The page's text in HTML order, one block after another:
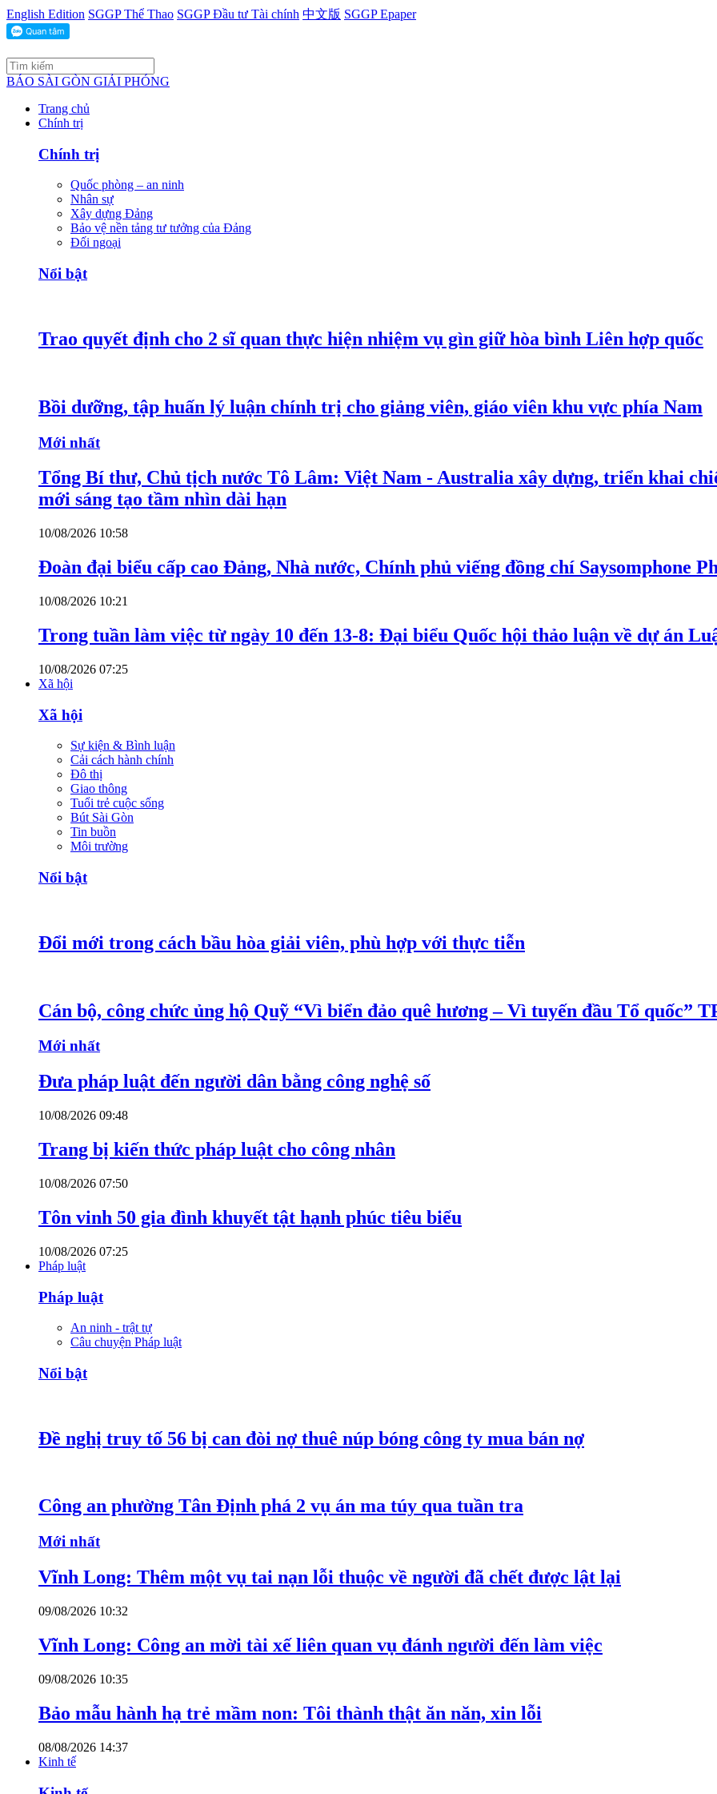
English Edition SGGP Thể Thao SGGP Đầu tư Tài chính 中文版 SGGP Epaper
BÁO SÀI GÒN GIẢI PHÓNG
Trang chủ
Chính trị
Chính trị
Quốc phòng – an ninh
Nhân sự
Xây dựng Đảng
Bảo vệ nền tảng tư tưởng của Đảng
Đối ngoại
Nổi bật
Trao quyết định cho 2 sĩ quan thực hiện nhiệm vụ gìn giữ hòa bình Liên hợp quốc
Bồi dưỡng, tập huấn lý luận chính trị cho giảng viên, giáo viên khu vực phía Nam
Mới nhất
Tổng Bí thư, Chủ tịch nước Tô Lâm: Việt Nam - Australia xây dựng, triển khai
mới sáng tạo tầm nhìn dài hạn
10/08/2026 10:58
Đoàn đại biểu cấp cao Đảng, Nhà nước, Chính phủ viếng đồng chí Saysomphone
10/08/2026 10:21
Trong tuần làm việc từ ngày 10 đến 13-8: Đại biểu Quốc hội thảo luận về dự án
10/08/2026 07:25
Xã hội
Xã hội
Sự kiện & Bình luận
Cải cách hành chính
Đô thị
Giao thông
Tuổi trẻ cuộc sống
Bút Sài Gòn
Tin buồn
Môi trường
Nổi bật
Đổi mới trong cách bầu hòa giải viên, phù hợp với thực tiễn
Cán bộ, công chức ủng hộ Quỹ “Vì biển đảo quê hương – Vì tuyến đầu Tổ quốc”
Mới nhất
Đưa pháp luật đến người dân bằng công nghệ số
10/08/2026 09:48
Trang bị kiến thức pháp luật cho công nhân
10/08/2026 07:50
Tôn vinh 50 gia đình khuyết tật hạnh phúc tiêu biểu
10/08/2026 07:25
Pháp luật
Pháp luật
An ninh - trật tự
Câu chuyện Pháp luật
Nổi bật
Đề nghị truy tố 56 bị can đòi nợ thuê núp bóng công ty mua bán nợ
Công an phường Tân Định phá 2 vụ án ma túy qua tuần tra
Mới nhất
Vĩnh Long: Thêm một vụ tai nạn lỗi thuộc về người đã chết được lật lại
09/08/2026 10:32
Vĩnh Long: Công an mời tài xế liên quan vụ đánh người đến làm việc
09/08/2026 10:35
Bảo mẫu hành hạ trẻ mầm non: Tôi thành thật ăn năn, xin lỗi
08/08/2026 14:37
Kinh tế